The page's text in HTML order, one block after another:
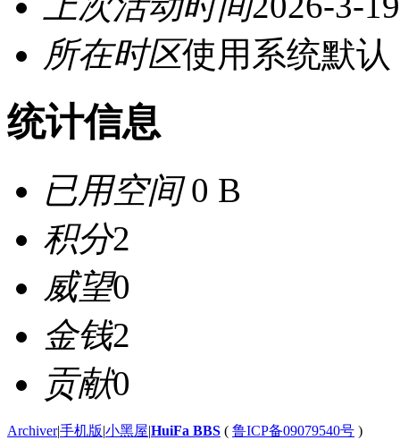
所在时区使用系统默认
统计信息
已用空间0 B
积分2
威望0
金钱2
贡献0
Archiver|手机版|小黑屋|HuiFa BBS ( 鲁ICP备09079540号 )